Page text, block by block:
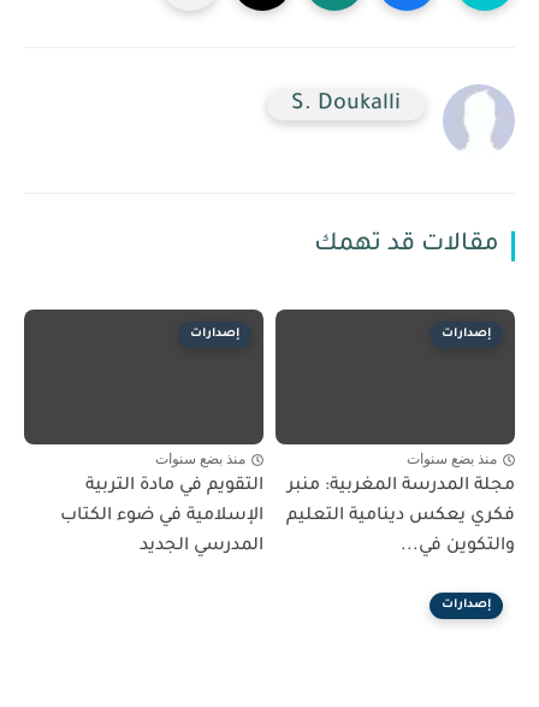
S. Doukalli
مقالات قد تهمك
إصدارات
منذ بضع سنوات
مجلة المدرسة المغربية: منبر
فكري يعكس دينامية التعليم
والتكوين في...
إصدارات
منذ بضع سنوات
التقويم في مادة التربية
الإسلامية في ضوء الكتاب
المدرسي الجديد
إصدارات